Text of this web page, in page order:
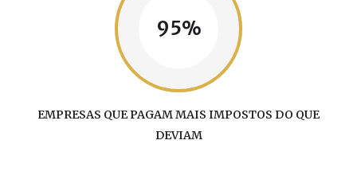
95%
EMPRESAS QUE PAGAM MAIS IMPOSTOS DO QUE
DEVIAM